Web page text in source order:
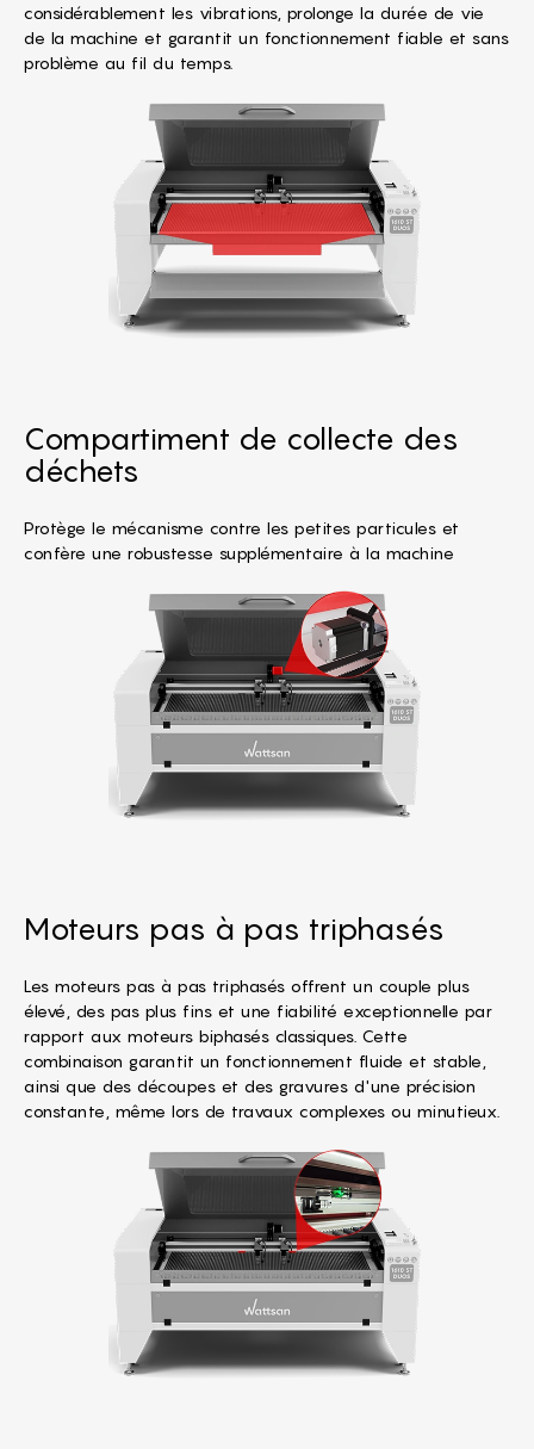
considérablement les vibrations, prolonge la durée de vie
de la machine et garantit un fonctionnement fiable et sans
problème au fil du temps.
Compartiment de collecte des
déchets
Protège le mécanisme contre les petites particules et
confère une robustesse supplémentaire à la machine
Moteurs pas à pas triphasés
Les moteurs pas à pas triphasés offrent un couple plus
élevé, des pas plus fins et une fiabilité exceptionnelle par
rapport aux moteurs biphasés classiques. Cette
combinaison garantit un fonctionnement fluide et stable,
ainsi que des découpes et des gravures d'une précision
constante, même lors de travaux complexes ou minutieux.